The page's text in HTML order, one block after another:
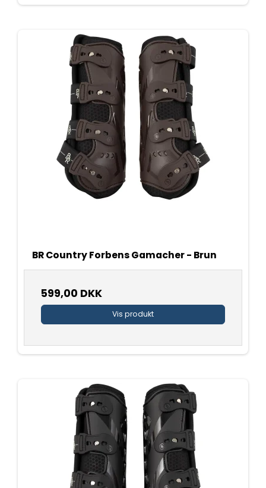
BR Country Forbens Gamacher - Brun
599,00 DKK
Vis produkt